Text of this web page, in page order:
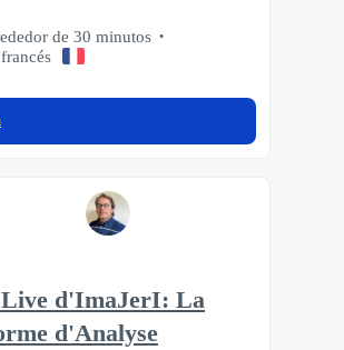
de 30 minutos
Live d'ImaJerI: La
d'Analyse